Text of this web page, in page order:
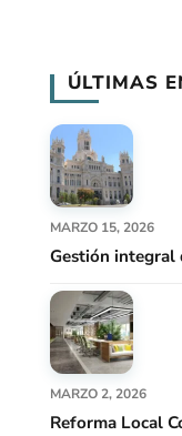
ÚLTIMAS
MARZO 15, 2026
Gestión integral
MARZO 2, 2026
Reforma Local